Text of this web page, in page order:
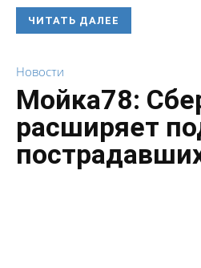
ЧИТАТЬ ДАЛЕЕ
Новости
Мойка78:
расширяет